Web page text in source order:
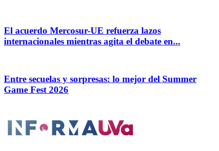
El acuerdo Mercosur-UE refuerza lazos
internacionales mientras agita el debate en...
Entre secuelas y sorpresas: lo mejor del Summer
Game Fest 2026